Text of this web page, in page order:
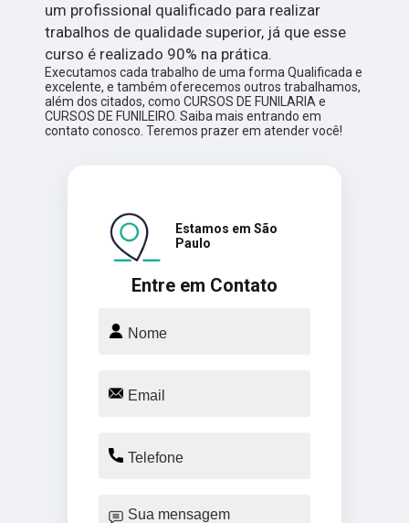
um profissional qualificado para realizar
trabalhos de qualidade superior, já que esse
curso é realizado 90% na prática.
Executamos cada trabalho de uma forma Qualificada e
excelente, e também oferecemos outros trabalhamos,
além dos citados, como CURSOS DE FUNILARIA e
CURSOS DE FUNILEIRO. Saiba mais entrando em
contato conosco. Teremos prazer em atender você!
Entre em Contato
Estamos em São
Paulo